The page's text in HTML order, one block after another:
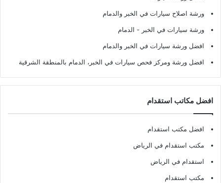
ورشة اصلاح سيارات في الخبر والدمام
ورشة سيارات في الخبر - الدمام
افضل ورشة سيارات في الخبر والدمام
افضل ورشة ومركز فحص سيارات في الخبر، الدمام بالمنطقة الشرقية
افضل مكاتب استقدام
افضل مكتب استقدام
مكتب استقدام في الرياض
استقدام في الرياض
مكتب استقدام